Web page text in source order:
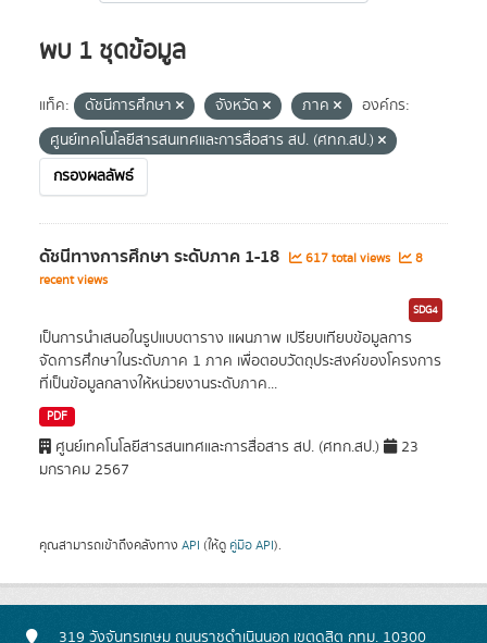
พบ 1 ชุดข้อมูล
แท็ค: ดัชนีการศึกษา จังหวัด ภาค
องค์กร:
ศูนย์เทคโนโลยีสารสนเทศและการสื่อสาร สป. (ศทก.สป.)
กรองผลลัพธ์
ดัชนีทางการศึกษา ระดับภาค 1-18 617 total views
8
recent views
SDG4
เป็นการนำเสนอในรูปแบบตาราง แผนภาพ เปรียบเทียบข้อมูลการ
จัดการศึกษาในระดับภาค 1 ภาค เพื่อตอบวัตถุประสงค์ของโครงการ
ที่เป็นข้อมูลกลางให้หน่วยงานระดับภาค...
PDF
ศูนย์เทคโนโลยีสารสนเทศและการสื่อสาร สป. (ศทก.สป.)
23
มกราคม 2567
คุณสามารถเข้าถึงคลังทาง API (ให้ดู คู่มือ API).
319 วังจันทรเกษม ถนนราชดำเนินนอก เขตดุสิต กทม. 10300